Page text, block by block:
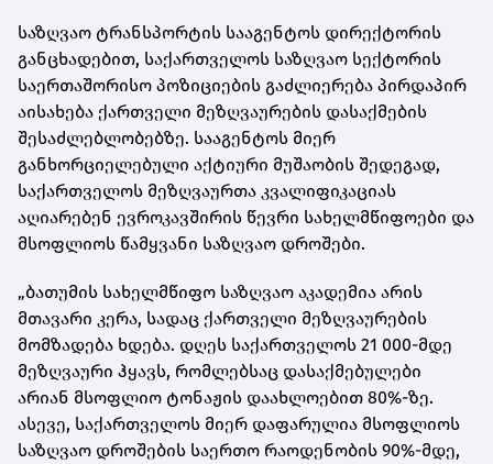
საზღვაო ტრანსპორტის სააგენტოს დირექტორის
განცხადებით, საქართველოს საზღვაო სექტორის
საერთაშორისო პოზიციების გაძლიერება პირდაპირ
აისახება ქართველი მეზღვაურების დასაქმების
შესაძლებლობებზე. სააგენტოს მიერ
განხორციელებული აქტიური მუშაობის შედეგად,
საქართველოს მეზღვაურთა კვალიფიკაციას
აღიარებენ ევროკავშირის წევრი სახელმწიფოები და
მსოფლიოს წამყვანი საზღვაო დროშები.
„ბათუმის სახელმწიფო საზღვაო აკადემია არის
მთავარი კერა, სადაც ქართველი მეზღვაურების
მომზადება ხდება. დღეს საქართველოს 21 000-მდე
მეზღვაური ჰყავს, რომლებსაც დასაქმებულები
არიან მსოფლიო ტონაჟის დაახლოებით 80%-ზე.
ასევე, საქართველოს მიერ დაფარულია მსოფლიოს
საზღვაო დროშების საერთო რაოდენობის 90%-მდე,